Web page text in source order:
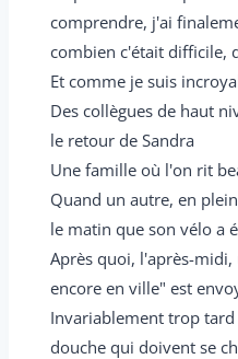
comprendre, j'ai
combien c'était difficile,
Et comme je suis
Des collègues de haut
le retour de Sandra
Une famille où l'on rit
Quand un autre, en
le matin que son vélo a
Après quoi, l'après-midi,
encore en ville" est
Invariablement trop
douche qui doivent se